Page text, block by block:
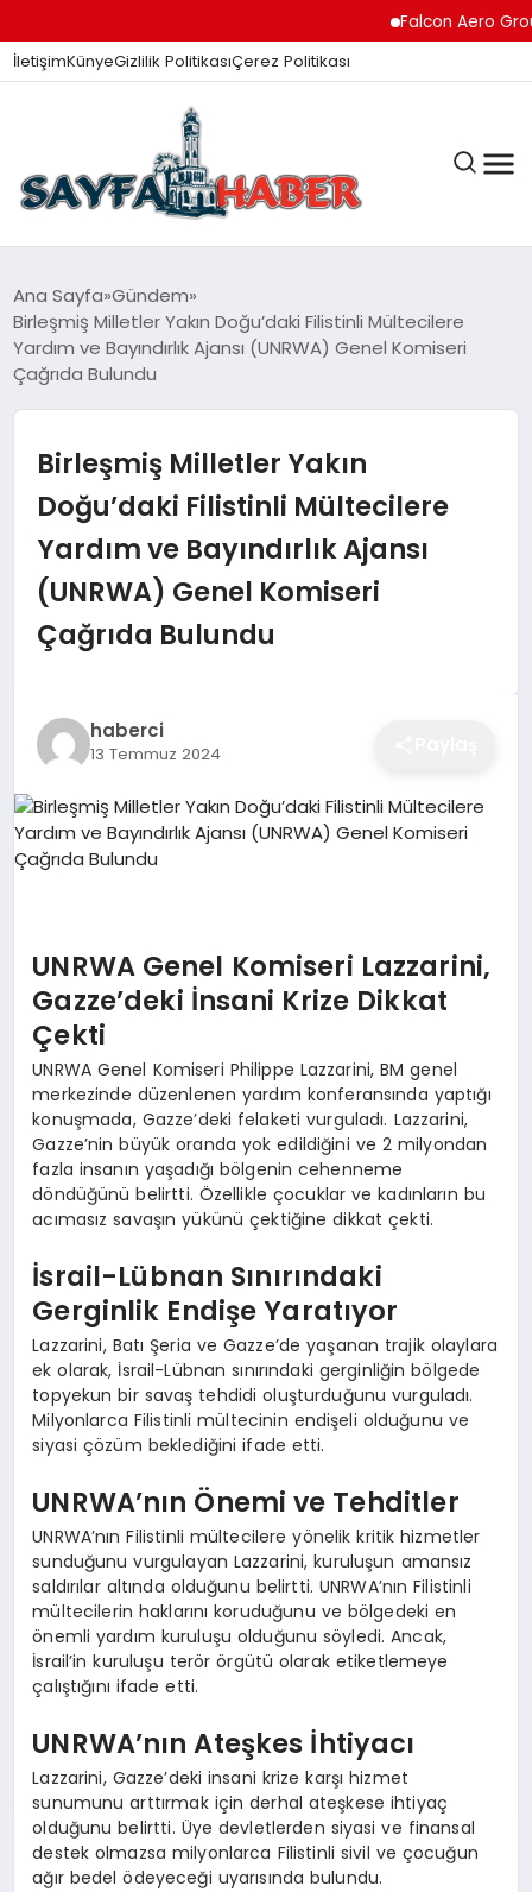
Falcon Aero Group,
İletişimKünyeGizlilik PolitikasıÇerez Politikası
ANA SAYFA
GÜNDEM
İZMIR HABERLERI
EĞITIM
EKONOMI
SAĞLIK
SPOR
DIĞER
Ana Sayfa Gündem
Birleşmiş Milletler Yakın Doğu’daki Filistinli Mültecilere
Yardım ve Bayındırlık Ajansı (UNRWA) Genel Komiseri
Çağrıda Bulundu
Birleşmiş Milletler Yakın
Doğu’daki Filistinli Mültecilere
Yardım ve Bayındırlık Ajansı
(UNRWA) Genel Komiseri
Çağrıda Bulundu
haberci
13 Temmuz 2024
UNRWA Genel Komiseri Lazzarini,
Gazze’deki İnsani Krize Dikkat
Çekti
UNRWA Genel Komiseri Philippe Lazzarini, BM genel
merkezinde düzenlenen yardım konferansında yaptığı
konuşmada, Gazze’deki felaketi vurguladı. Lazzarini,
Gazze’nin büyük oranda yok edildiğini ve 2 milyondan
fazla insanın yaşadığı bölgenin cehenneme
döndüğünü belirtti. Özellikle çocuklar ve kadınların bu
acımasız savaşın yükünü çektiğine dikkat çekti.
İsrail-Lübnan Sınırındaki
Gerginlik Endişe Yaratıyor
Lazzarini, Batı Şeria ve Gazze’de yaşanan trajik olaylara
ek olarak, İsrail-Lübnan sınırındaki gerginliğin bölgede
topyekun bir savaş tehdidi oluşturduğunu vurguladı.
Milyonlarca Filistinli mültecinin endişeli olduğunu ve
siyasi çözüm beklediğini ifade etti.
UNRWA’nın Önemi ve Tehditler
UNRWA’nın Filistinli mültecilere yönelik kritik hizmetler
sunduğunu vurgulayan Lazzarini, kuruluşun amansız
saldırılar altında olduğunu belirtti. UNRWA’nın Filistinli
mültecilerin haklarını koruduğunu ve bölgedeki en
önemli yardım kuruluşu olduğunu söyledi. Ancak,
İsrail’in kuruluşu terör örgütü olarak etiketlemeye
çalıştığını ifade etti.
UNRWA’nın Ateşkes İhtiyacı
Lazzarini, Gazze’deki insani krize karşı hizmet
sunumunu arttırmak için derhal ateşkese ihtiyaç
olduğunu belirtti. Üye devletlerden siyasi ve finansal
destek olmazsa milyonlarca Filistinli sivil ve çocuğun
ağır bedel ödeyeceği uyarısında bulundu.